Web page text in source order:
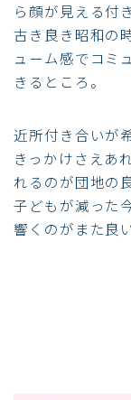
ら顔が見える付
古き良き昭和の
ューム感でコミ
きるところ。
近所付き合いが
きっかけさえあ
れるのが団地の
子どもが減った
響くのがまた良